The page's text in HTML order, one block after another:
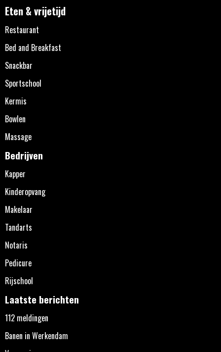
Eten & vrijetijd
Restaurant
Bed and Breakfast
Snackbar
Sportschool
Kermis
Bowlen
Massage
Bedrijven
Kapper
Kinderopvang
Makelaar
Tandarts
Notaris
Pedicure
Rijschool
Laatste berichten
112 meldingen
Banen in Werkendam